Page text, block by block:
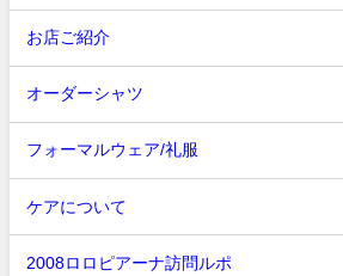
お店ご紹介
オーダーシャツ
フォーマルウェア/礼服
ケアについて
2008ロロピアーナ訪問ルポ